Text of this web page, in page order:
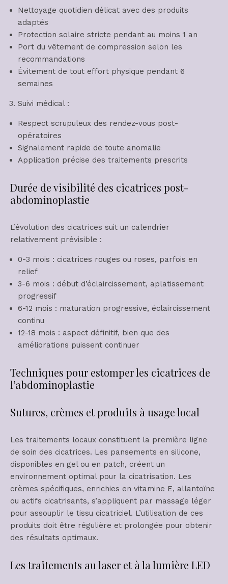
Nettoyage quotidien délicat avec des produits
adaptés
Protection solaire stricte pendant au moins 1 an
Port du vêtement de compression selon les
recommandations
Évitement de tout effort physique pendant 6
semaines
Suivi médical :
Respect scrupuleux des rendez-vous post-
opératoires
Signalement rapide de toute anomalie
Application précise des traitements prescrits
Durée de visibilité des cicatrices post-
abdominoplastie
L’évolution des cicatrices suit un calendrier
relativement prévisible :
0-3 mois : cicatrices rouges ou roses, parfois en
relief
3-6 mois : début d’éclaircissement, aplatissement
progressif
6-12 mois : maturation progressive, éclaircissement
continu
12-18 mois : aspect définitif, bien que des
améliorations puissent continuer
Techniques pour estomper les cicatrices de
l’abdominoplastie
Sutures, crèmes et produits à usage local
Les traitements locaux constituent la première ligne
de soin des cicatrices. Les pansements en silicone,
disponibles en gel ou en patch, créent un
environnement optimal pour la cicatrisation. Les
crèmes spécifiques, enrichies en vitamine E, allantoïne
ou actifs cicatrisants, s’appliquent par massage léger
pour assouplir le tissu cicatriciel. L’utilisation de ces
produits doit être régulière et prolongée pour obtenir
des résultats optimaux.
Les traitements au laser et à la lumière LED